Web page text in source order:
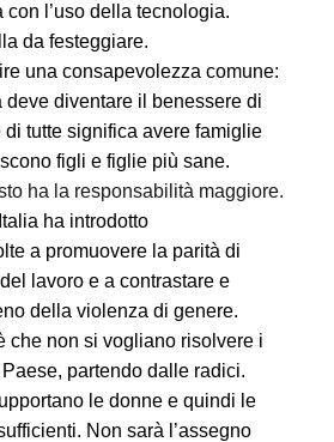
l’uso della tecnologia.
da festeggiare.
una consapevolezza comune:
deve diventare il benessere di
tutte significa avere famiglie
figli e figlie più sane.
ha la responsabilità maggiore.
ha introdotto
a promuovere la parità di
lavoro e a contrastare e
della violenza di genere.
che non si vogliano risolvere i
partendo dalle radici.
le donne e quindi le
Non sarà l’assegno